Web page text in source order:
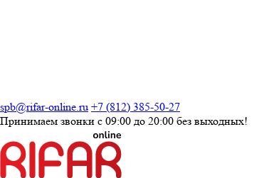
spb@rifar-online.ru +7 (812) 385-50-27
Принимаем звонки с 09:00 до 20:00 без выходных!